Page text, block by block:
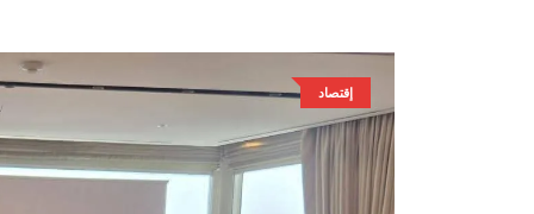
إقتصاد